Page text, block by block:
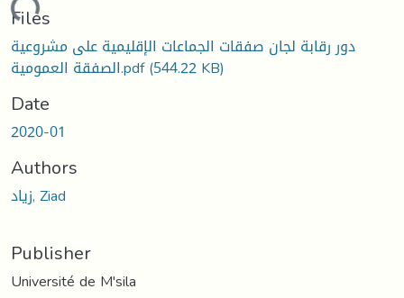
Files
دور رقابة لجان صفقات الجماعات الإقليمية على مشروعية
الصفقة العمومية.pdf(544.22 KB)
Date
2020-01
Authors
زياد, Ziad
Publisher
Université de M'sila